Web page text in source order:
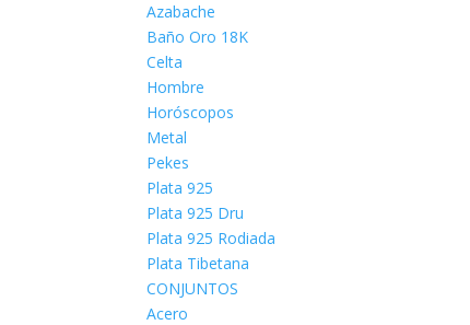
Azabache
Baño Oro 18K
Celta
Hombre
Horóscopos
Metal
Pekes
Plata 925
Plata 925 Dru
Plata 925 Rodiada
Plata Tibetana
CONJUNTOS
Acero